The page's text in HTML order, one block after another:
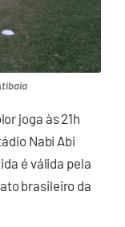
joga às 21h
Nabi Abi
é válida pela
brasileiro da